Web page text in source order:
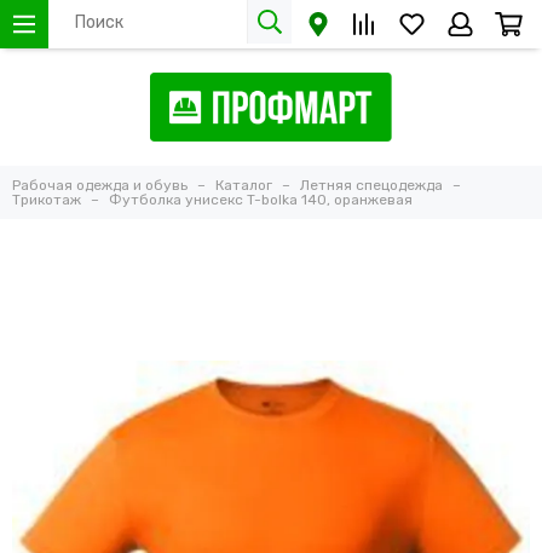
Рабочая одежда и обувь Каталог
Летняя спецодежда
Трикотаж
Футболка унисекс T-bolka 140, оранжевая